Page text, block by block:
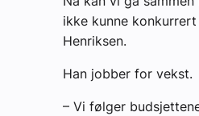
ikke kunne
Henriksen.
Han jobber for vekst.
– Vi følger